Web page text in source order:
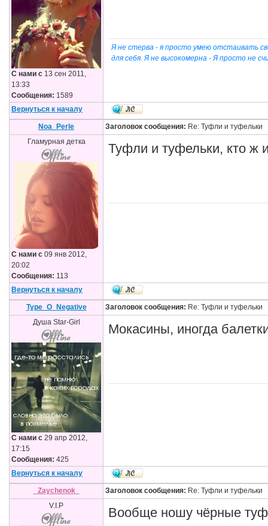
С нами с 13 сен 2011,
13:33
Сообщения: 1589
Я не стерва - я просто умею отстаивать
для себя. Я не высокомерна - Я просто не
Вернуться к началу
Noa_Perle Заголовок сообщения: Re: Туфли и туфельки
Гламурная детка
С нами с 09 янв 2012,
20:02
Сообщения: 113
Туфли и туфельки, кто ж
Вернуться к началу
Type_O_Negative Заголовок сообщения: Re: Туфли и туфельки
Душа Star-Girl
С нами с 29 апр 2012,
17:15
Сообщения: 425
Мокасины, иногда
Вернуться к началу
_Zaychenok_ Заголовок сообщения: Re: Туфли и туфельки
V.I.P
Вообще ношу чёрные